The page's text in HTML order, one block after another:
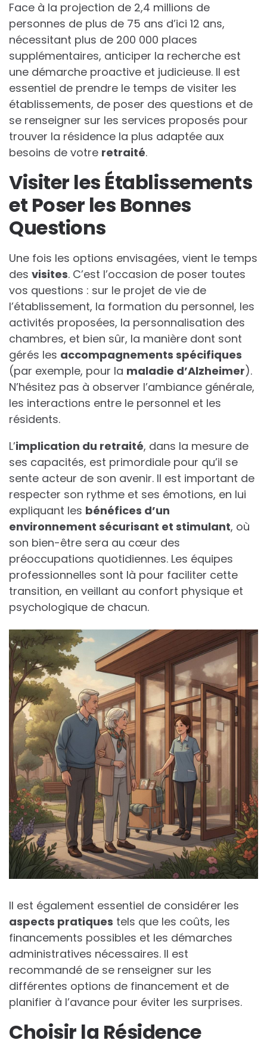
Face à la projection de 2,4 millions de
personnes de plus de 75 ans d’ici 12 ans,
nécessitant plus de 200 000 places
supplémentaires, anticiper la recherche est
une démarche proactive et judicieuse. Il est
essentiel de prendre le temps de visiter les
établissements, de poser des questions et de
se renseigner sur les services proposés pour
trouver la résidence la plus adaptée aux
besoins de votre retraité.
Visiter les Établissements
et Poser les Bonnes
Questions
Une fois les options envisagées, vient le temps
des visites. C’est l’occasion de poser toutes
vos questions : sur le projet de vie de
l’établissement, la formation du personnel, les
activités proposées, la personnalisation des
chambres, et bien sûr, la manière dont sont
gérés les accompagnements spécifiques
(par exemple, pour la maladie d’Alzheimer).
N’hésitez pas à observer l’ambiance générale,
les interactions entre le personnel et les
résidents.
L’implication du retraité, dans la mesure de
ses capacités, est primordiale pour qu’il se
sente acteur de son avenir. Il est important de
respecter son rythme et ses émotions, en lui
expliquant les bénéfices d’un
environnement sécurisant et stimulant, où
son bien-être sera au cœur des
préoccupations quotidiennes. Les équipes
professionnelles sont là pour faciliter cette
transition, en veillant au confort physique et
psychologique de chacun.
Il est également essentiel de considérer les
aspects pratiques tels que les coûts, les
financements possibles et les démarches
administratives nécessaires. Il est
recommandé de se renseigner sur les
différentes options de financement et de
planifier à l’avance pour éviter les surprises.
Choisir la Résidence